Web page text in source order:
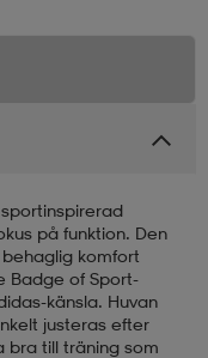
på funktion. Den
komfort
Badge of Sport-
känsla. Huvan
justeras efter
bra till träning som